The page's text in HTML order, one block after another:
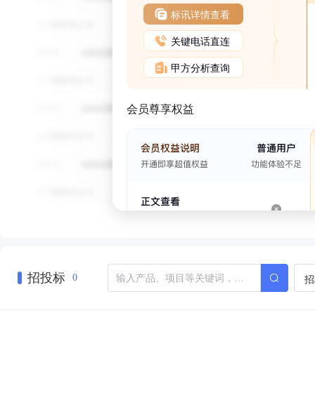
标讯详情查看
关键电话直连
甲方分析查询
会员尊享权益
招投标 0